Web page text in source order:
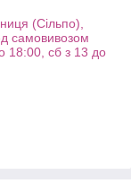
(Сільпо),
самовивозом
18:00, сб з 13 до